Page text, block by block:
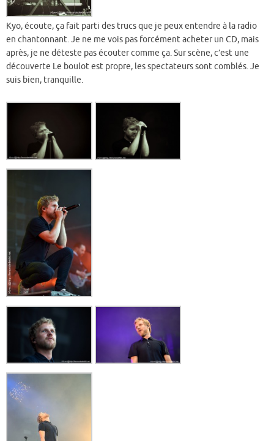
Kyo, écoute, ça fait parti des trucs que je peux entendre à la radio
en chantonnant. Je ne me vois pas forcément acheter un CD, mais
après, je ne déteste pas écouter comme ça. Sur scène, c’est une
découverte Le boulot est propre, les spectateurs sont comblés. Je
suis bien, tranquille.